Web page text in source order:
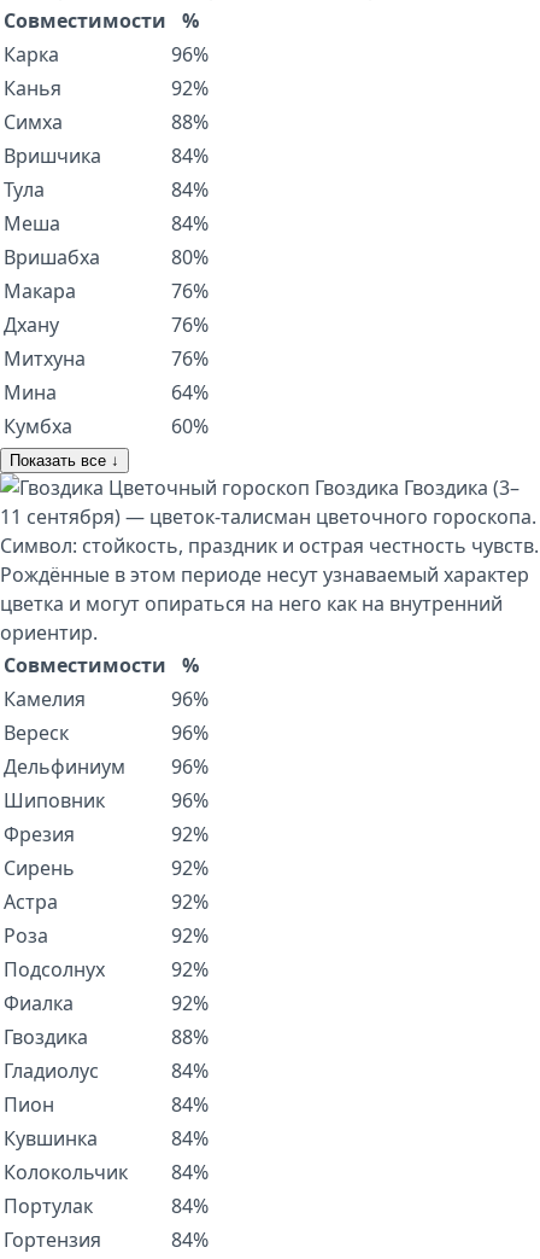
Совместимости
%
Карка
96%
Канья
92%
Симха
88%
Вришчика
84%
Тула
84%
Меша
84%
Вришабха
80%
Макара
76%
Дхану
76%
Митхуна
76%
Мина
64%
Кумбха
60%
Показать все ↓
Цветочный гороскоп Гвоздика Гвоздика (3–
11 сентября) — цветок-талисман цветочного гороскопа.
Символ: стойкость, праздник и острая честность чувств.
Рождённые в этом периоде несут узнаваемый характер
цветка и могут опираться на него как на внутренний
ориентир.
Совместимости
%
Камелия
96%
Вереск
96%
Дельфиниум
96%
Шиповник
96%
Фрезия
92%
Сирень
92%
Астра
92%
Роза
92%
Подсолнух
92%
Фиалка
92%
Гвоздика
88%
Гладиолус
84%
Пион
84%
Кувшинка
84%
Колокольчик
84%
Портулак
84%
Гортензия
84%